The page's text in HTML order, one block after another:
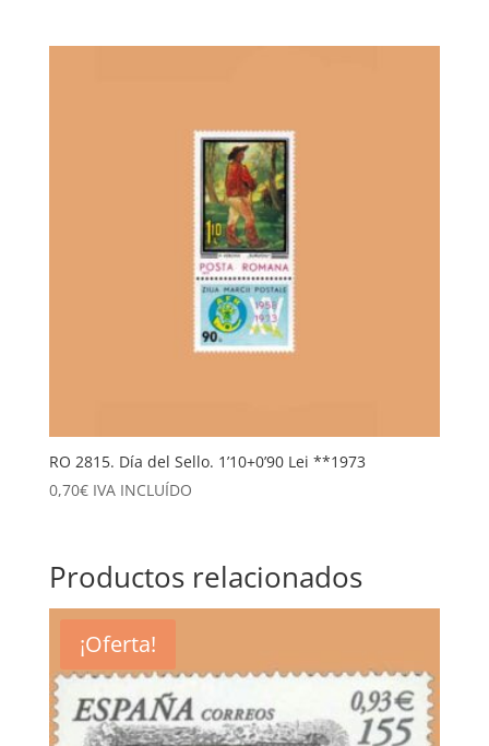
RO 2815. Día del Sello. 1’10+0’90 Lei **1973
0,70€ IVA INCLUÍDO
Productos relacionados
¡Oferta!